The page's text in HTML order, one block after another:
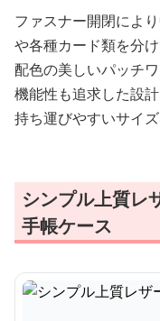
ファスナー開閉によ
や各種カード類を分け
配色の美しいパッチ
機能性も追求した設計
持ち運びやすいサイ
シンプル上質レ
手帳ケース